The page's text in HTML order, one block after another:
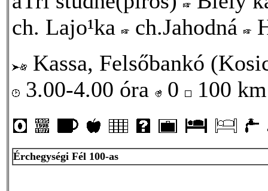
ch. Lajo¹ka
ch.Jahodná
Kassa, Felsőbankó
3.00-4.00 óra
0 100
Érchegységi Fél 100-as